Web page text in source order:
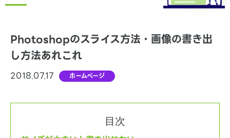
Photoshopのスライス方法・画像の書き出
し方法あれこれ
2018.07.17 ホームページ
目次
Shopifyブログ